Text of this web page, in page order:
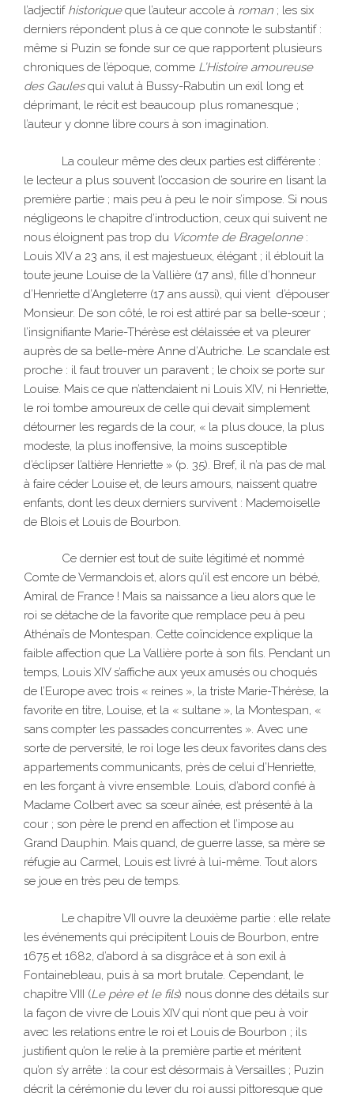
l’adjectif historiqueque l’auteur accole à roman ; les six
derniers répondent plus à ce que connote le substantif :
même si Puzin se fonde sur ce que rapportent plusieurs
chroniques de l’époque, comme L’Histoire amoureuse
des Gaulesqui valut à Bussy-Rabutin un exil long et
déprimant, le récit est beaucoup plus romanesque ;
l’auteur y donne libre cours à son imagination.
La couleur même des deux parties est différente :
le lecteur a plus souvent l’occasion de sourire en lisant la
première partie ; mais peu à peu le noir s’impose. Si nous
négligeons le chapitre d’introduction, ceux qui suivent ne
nous éloignent pas trop du Vicomte de Bragelonne :
Louis XIV a 23 ans, il est majestueux, élégant ; il éblouit la
toute jeune Louise de la Vallière (17 ans), fille d’honneur
d’Henriette d’Angleterre (17 ans aussi), qui vient d’épouser
Monsieur. De son côté, le roi est attiré par sa belle-sœur ;
l’insignifiante Marie-Thérèse est délaissée et va pleurer
auprès de sa belle-mère Anne d’Autriche. Le scandale est
proche : il faut trouver un paravent ; le choix se porte sur
Louise. Mais ce que n’attendaient ni Louis XIV, ni Henriette,
le roi tombe amoureux de celle qui devait simplement
détourner les regards de la cour, « la plus douce, la plus
modeste, la plus inoffensive, la moins susceptible
d’éclipser l’altière Henriette » (p. 35). Bref, il n’a pas de mal
à faire céder Louise et, de leurs amours, naissent quatre
enfants, dont les deux derniers survivent : Mademoiselle
de Blois et Louis de Bourbon.
Ce dernier est tout de suite légitimé et nommé
Comte de Vermandois et, alors qu’il est encore un bébé,
Amiral de France ! Mais sa naissance a lieu alors que le
roi se détache de la favorite que remplace peu à peu
Athénaïs de Montespan. Cette coïncidence explique la
faible affection que La Vallière porte à son fils. Pendant un
temps, Louis XIV s’affiche aux yeux amusés ou choqués
de l’Europe avec trois « reines », la triste Marie-Thérèse, la
favorite en titre, Louise, et la « sultane », la Montespan, «
sans compter les passades concurrentes ». Avec une
sorte de perversité, le roi loge les deux favorites dans des
appartements communicants, près de celui d’Henriette,
en les forçant à vivre ensemble. Louis, d’abord confié à
Madame Colbert avec sa sœur aînée, est présenté à la
cour ; son père le prend en affection et l’impose au
Grand Dauphin. Mais quand, de guerre lasse, sa mère se
réfugie au Carmel, Louis est livré à lui-même. Tout alors
se joue en très peu de temps.
Le chapitre VII ouvre la deuxième partie : elle relate
les événements qui précipitent Louis de Bourbon, entre
1675 et 1682, d’abord à sa disgrâce et à son exil à
Fontainebleau, puis à sa mort brutale. Cependant, le
chapitre VIII (Le père et le fils) nous donne des détails sur
la façon de vivre de Louis XIV qui n’ont que peu à voir
avec les relations entre le roi et Louis de Bourbon ; ils
justifient qu’on le relie à la première partie et méritent
qu’on s’y arrête : la cour est désormais à Versailles ; Puzin
décrit la cérémonie du lever du roi aussi pittoresque que